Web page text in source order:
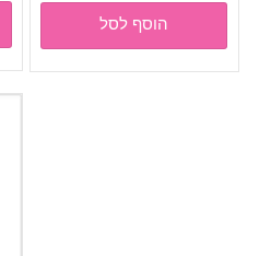
הוסף לסל